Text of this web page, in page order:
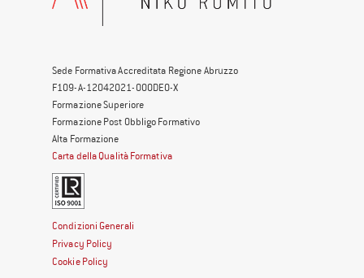
Sede Formativa Accreditata Regione Abruzzo
F109-A-12042021-000DE0-X
Formazione Superiore
Formazione Post Obbligo Formativo
Alta Formazione
Carta della Qualità Formativa
Condizioni Generali
Privacy Policy
Cookie Policy